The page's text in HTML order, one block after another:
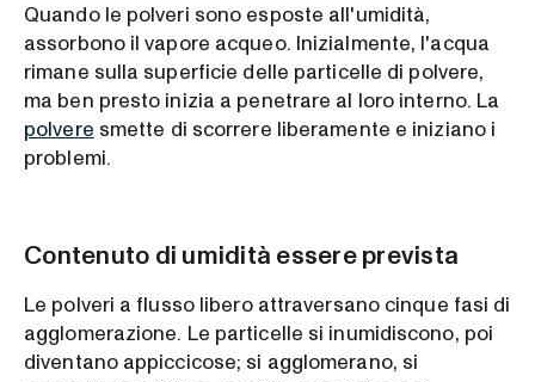
Quando le polveri sono esposte all'umidità,
assorbono il vapore acqueo. Inizialmente, l'acqua
rimane sulla superficie delle particelle di polvere,
ma ben presto inizia a penetrare al loro interno. La
polvere smette di scorrere liberamente e iniziano i
problemi.
Contenuto di umidità essere prevista
Le polveri a flusso libero attraversano cinque fasi di
agglomerazione. Le particelle si inumidiscono, poi
diventano appiccicose; si agglomerano, si